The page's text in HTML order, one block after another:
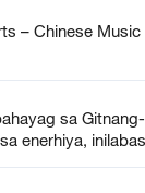
– Chinese
sa
enerhiya,